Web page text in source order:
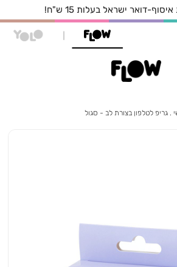
דואר ישראל בעלות 15 ש"ח!
ראשי
גריפ לטלפון בצורת לב - סגולגריפ